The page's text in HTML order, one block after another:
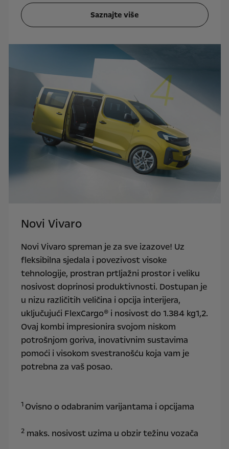
Saznajte više
Novi Vivaro
Novi Vivaro spreman je za sve izazove! Uz
fleksibilna sjedala i povezivost visoke
tehnologije, prostran prtljažni prostor i veliku
nosivost doprinosi produktivnosti. Dostupan je
u nizu različitih veličina i opcija interijera,
uključujući FlexCargo® i nosivost do 1.384 kg1,2.
Ovaj kombi impresionira svojom niskom
potrošnjom goriva, inovativnim sustavima
pomoći i visokom svestranošću koja vam je
potrebna za vaš posao.
1 Ovisno o odabranim varijantama i opcijama
2maks. nosivost uzima u obzir težinu vozača